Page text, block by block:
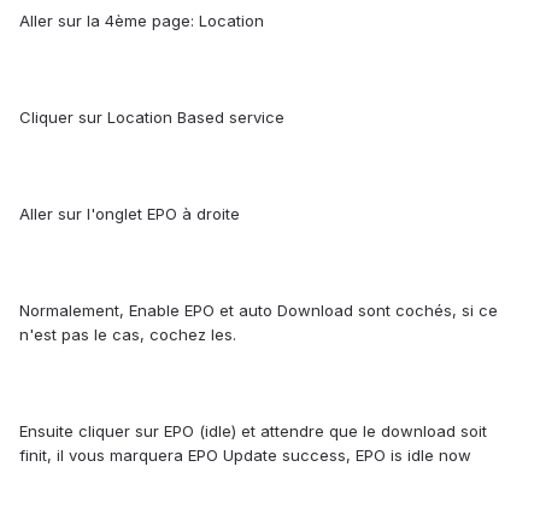
Aller sur la 4ème page: Location
Cliquer sur Location Based service
Aller sur l'onglet EPO à droite
Normalement, Enable EPO et auto Download sont cochés, si ce
n'est pas le cas, cochez les.
Ensuite cliquer sur EPO (idle) et attendre que le download soit
finit, il vous marquera EPO Update success, EPO is idle now